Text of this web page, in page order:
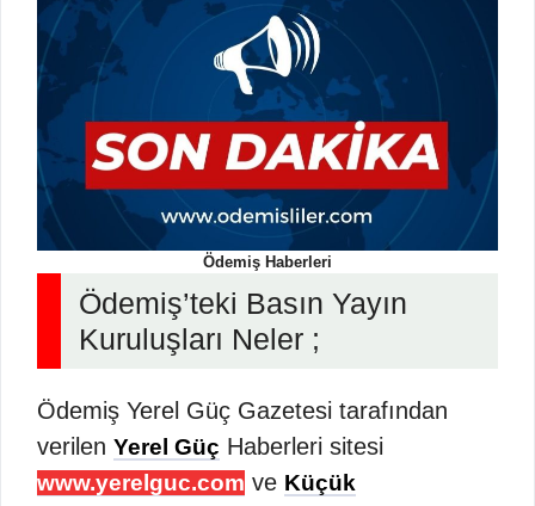
Ödemiş Haberleri
Ödemiş’teki Basın Yayın
Kuruluşları Neler ;
Ödemiş Yerel Güç Gazetesi tarafından
verilen Yerel Güç Haberleri sitesi
www.yerelguc.com ve Küçük